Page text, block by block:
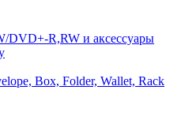
DVD+-R,RW и аксессуары
Box, Folder, Wallet, Rack